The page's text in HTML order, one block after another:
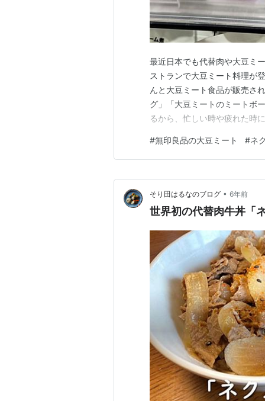
最近日本でも代替肉や大豆ミ
ストランで大豆ミート料理が
んと大豆ミート食品が販売さ
グ」「大豆ミートのミートボ
るから、忙しい時や疲れた時
ふうに普通に代替ミート食品
ヴィーガンの私は感無量です
#無印良品の大豆ミート #ネ
そり田はるなのブログ • 6年前
世界初の代替肉牛丼「